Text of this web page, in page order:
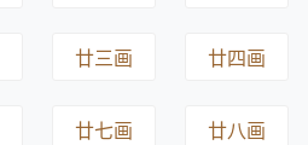
廿三画 廿四画
廿七画 廿八画